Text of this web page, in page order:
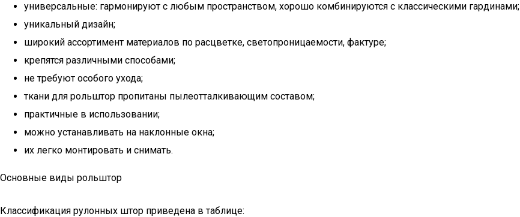
универсальные: гармонируют с любым пространством, хорошо комбинируются с классическими гардинами;
уникальный дизайн;
широкий ассортимент материалов по расцветке, светопроницаемости, фактуре;
крепятся различными способами;
не требуют особого ухода;
ткани для рольштор пропитаны пылеотталкивающим составом;
практичные в использовании;
можно устанавливать на наклонные окна;
их легко монтировать и снимать.
Основные виды рольштор
Классификация рулонных штор приведена в таблице: